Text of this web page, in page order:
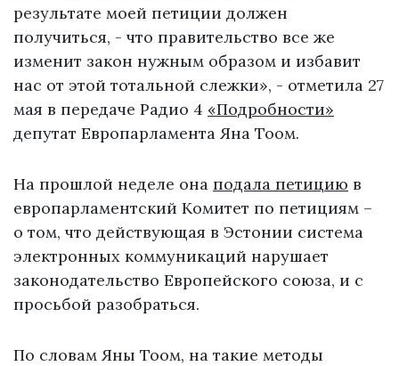
результате моей петиции должен
получиться, - что правительство все же
изменит закон нужным образом и избавит
нас от этой тотальной слежки», - отметила 27
мая в передаче Радио 4 «Подробности»
депутат Европарламента Яна Тоом.
На прошлой неделе она подала петицию в
европарламентский Комитет по петициям –
о том, что действующая в Эстонии система
электронных коммуникаций нарушает
законодательство Европейского союза, и с
просьбой разобраться.
По словам Яны Тоом, на такие методы